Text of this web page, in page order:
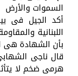
السموات والأرض
أكد الجيل فى
اللبنانية
بأن الشهادة هى
قال ناجى
هرمى ضخم لا